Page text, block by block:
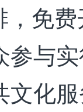
，免
参与
文化